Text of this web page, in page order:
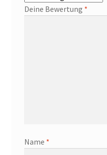
Deine Bewertung *
Name *